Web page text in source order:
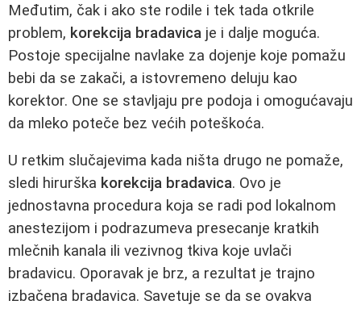
Međutim, čak i ako ste rodile i tek tada otkrile
problem, korekcija bradavica je i dalje moguća.
Postoje specijalne navlake za dojenje koje pomažu
bebi da se zakači, a istovremeno deluju kao
korektor. One se stavljaju pre podoja i omogućavaju
da mleko poteče bez većih poteškoća.
U retkim slučajevima kada ništa drugo ne pomaže,
sledi hirurška korekcija bradavica. Ovo je
jednostavna procedura koja se radi pod lokalnom
anestezijom i podrazumeva presecanje kratkih
mlečnih kanala ili vezivnog tkiva koje uvlači
bradavicu. Oporavak je brz, a rezultat je trajno
izbačena bradavica. Savetuje se da se ovakva